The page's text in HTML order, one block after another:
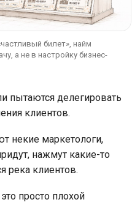
билет», найм
а не в настройку бизнес-
пытаются делегировать
клиентов.
некие маркетологи,
нажмут какие-то
река клиентов.
просто плохой